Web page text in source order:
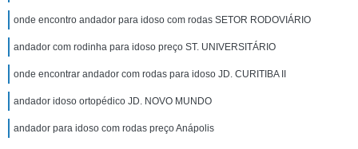
onde encontro andador para idoso com rodas SETOR RODOVIÁRIO
andador com rodinha para idoso preço ST. UNIVERSITÁRIO
onde encontrar andador com rodas para idoso JD. CURITIBA II
andador idoso ortopédico JD. NOVO MUNDO
andador para idoso com rodas preço Anápolis